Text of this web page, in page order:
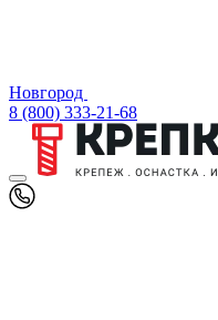
Новгород
8 (800) 333-21-68